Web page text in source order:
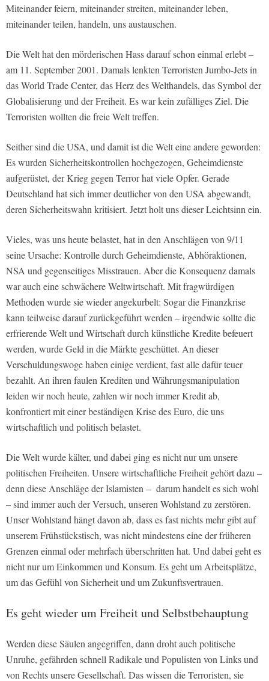
Miteinander feiern, miteinander streiten, miteinander leben,
miteinander teilen, handeln, uns austauschen.
Die Welt hat den mörderischen Hass darauf schon einmal erlebt –
am 11. September 2001. Damals lenkten Terroristen Jumbo-Jets in
das World Trade Center, das Herz des Welthandels, das Symbol der
Globalisierung und der Freiheit. Es war kein zufälliges Ziel. Die
Terroristen wollten die freie Welt treffen.
Seither sind die USA, und damit ist die Welt eine andere geworden:
Es wurden Sicherheitskontrollen hochgezogen, Geheimdienste
aufgerüstet, der Krieg gegen Terror hat viele Opfer. Gerade
Deutschland hat sich immer deutlicher von den USA abgewandt,
deren Sicherheitswahn kritisiert. Jetzt holt uns dieser Leichtsinn ein.
Vieles, was uns heute belastet, hat in den Anschlägen von 9/11
seine Ursache: Kontrolle durch Geheimdienste, Abhöraktionen,
NSA und gegenseitiges Misstrauen. Aber die Konsequenz damals
war auch eine schwächere Weltwirtschaft. Mit fragwürdigen
Methoden wurde sie wieder angekurbelt: Sogar die Finanzkrise
kann teilweise darauf zurückgeführt werden – irgendwie sollte die
erfrierende Welt und Wirtschaft durch künstliche Kredite befeuert
werden, wurde Geld in die Märkte geschüttet. An dieser
Verschuldungswoge haben einige verdient, fast alle dafür teuer
bezahlt. An ihren faulen Krediten und Währungsmanipulation
leiden wir noch heute, zahlen wir noch immer Kredit ab,
konfrontiert mit einer beständigen Krise des Euro, die uns
wirtschaftlich und politisch belastet.
Die Welt wurde kälter, und dabei ging es nicht nur um unsere
politischen Freiheiten. Unsere wirtschaftliche Freiheit gehört dazu –
denn diese Anschläge der Islamisten – darum handelt es sich wohl
– sind immer auch der Versuch, unseren Wohlstand zu zerstören.
Unser Wohlstand hängt davon ab, dass es fast nichts mehr gibt auf
unserem Frühstückstisch, was nicht mindestens eine der früheren
Grenzen einmal oder mehrfach überschritten hat. Und dabei geht es
nicht nur um Einkommen und Konsum. Es geht um Arbeitsplätze,
um das Gefühl von Sicherheit und um Zukunftsvertrauen.
Es geht wieder um Freiheit und Selbstbehauptung
Werden diese Säulen angegriffen, dann droht auch politische
Unruhe, gefährden schnell Radikale und Populisten von Links und
von Rechts unsere Gesellschaft. Das wissen die Terroristen, sie